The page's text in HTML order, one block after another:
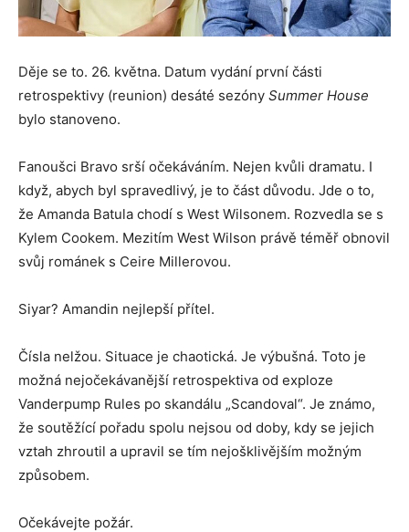
Děje se to. 26. května. Datum vydání první části
retrospektivy (reunion) desáté sezóny Summer House
bylo stanoveno.
Fanoušci Bravo srší očekáváním. Nejen kvůli dramatu. I
když, abych byl spravedlivý, je to část důvodu. Jde o to,
že Amanda Batula chodí s West Wilsonem. Rozvedla se s
Kylem Cookem. Mezitím West Wilson právě téměř obnovil
svůj románek s Ceire Millerovou.
Siyar? Amandin nejlepší přítel.
Čísla nelžou. Situace je chaotická. Je výbušná. Toto je
možná nejočekávanější retrospektiva od exploze
Vanderpump Rules po skandálu „Scandoval“. Je známo,
že soutěžící pořadu spolu nejsou od doby, kdy se jejich
vztah zhroutil a upravil se tím nejošklivějším možným
způsobem.
Očekávejte požár.